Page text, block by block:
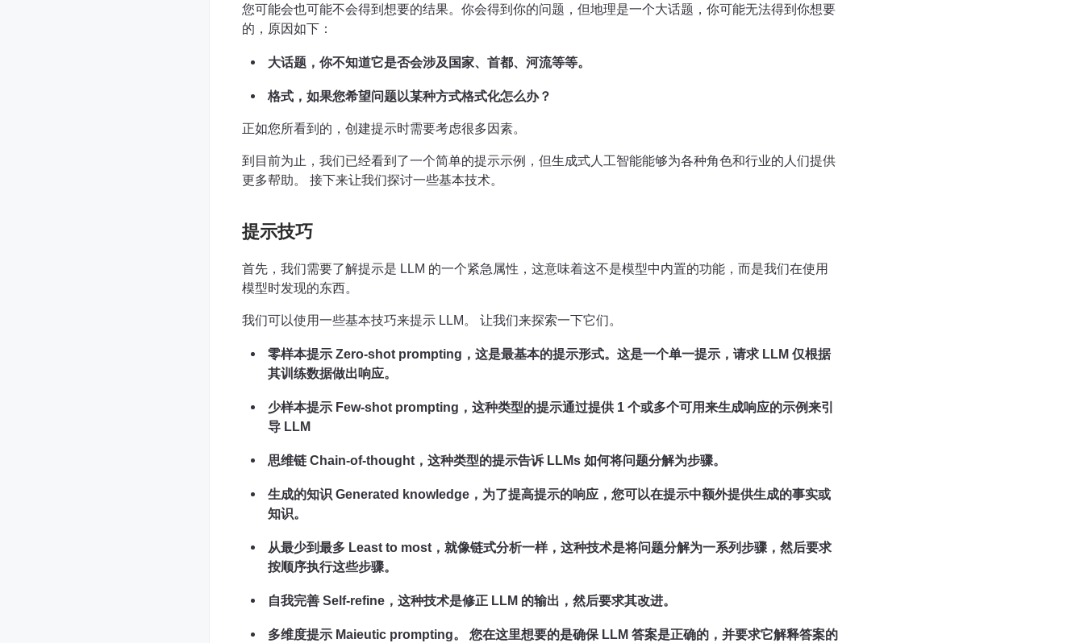
您可能会也可能不会得到想要的结果。你会得到你的问题，但地理是一个大话题，你可能无法得到你想要
的，原因如下：
大话题，你不知道它是否会涉及国家、首都、河流等等。
格式，如果您希望问题以某种方式格式化怎么办？
正如您所看到的，创建提示时需要考虑很多因素。
到目前为止，我们已经看到了一个简单的提示示例，但生成式人工智能能够为各种角色和行业的人们提供
更多帮助。 接下来让我们探讨一些基本技术。
提示技巧
首先，我们需要了解提示是 LLM 的一个紧急属性，这意味着这不是模型中内置的功能，而是我们在使用
模型时发现的东西。
我们可以使用一些基本技巧来提示 LLM。 让我们来探索一下它们。
零样本提示 Zero-shot prompting，这是最基本的提示形式。这是一个单一提示，请求 LLM 仅根据
其训练数据做出响应。
少样本提示 Few-shot prompting，这种类型的提示通过提供 1 个或多个可用来生成响应的示例来引
导 LLM
思维链 Chain-of-thought，这种类型的提示告诉 LLMs 如何将问题分解为步骤。
生成的知识 Generated knowledge，为了提高提示的响应，您可以在提示中额外提供生成的事实或
知识。
从最少到最多 Least to most，就像链式分析一样，这种技术是将问题分解为一系列步骤，然后要求
按顺序执行这些步骤。
自我完善 Self-refine，这种技术是修正 LLM 的输出，然后要求其改进。
多维度提示 Maieutic prompting。 您在这里想要的是确保 LLM 答案是正确的，并要求它解释答案的